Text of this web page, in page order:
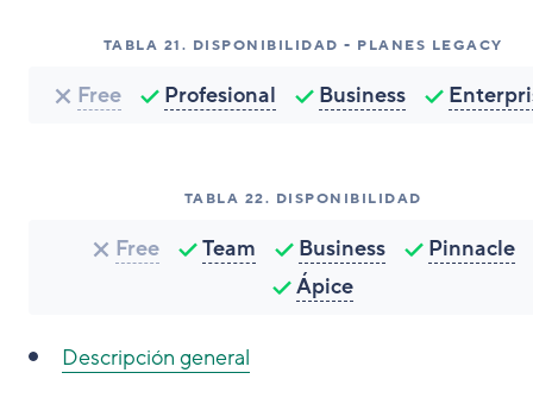
TABLA 21. DISPONIBILIDAD - PLANES LEGACY
Free Profesional Business
TABLA 22. DISPONIBILIDAD
Free Team Business
Pinnacle
Ápice
Descripción general